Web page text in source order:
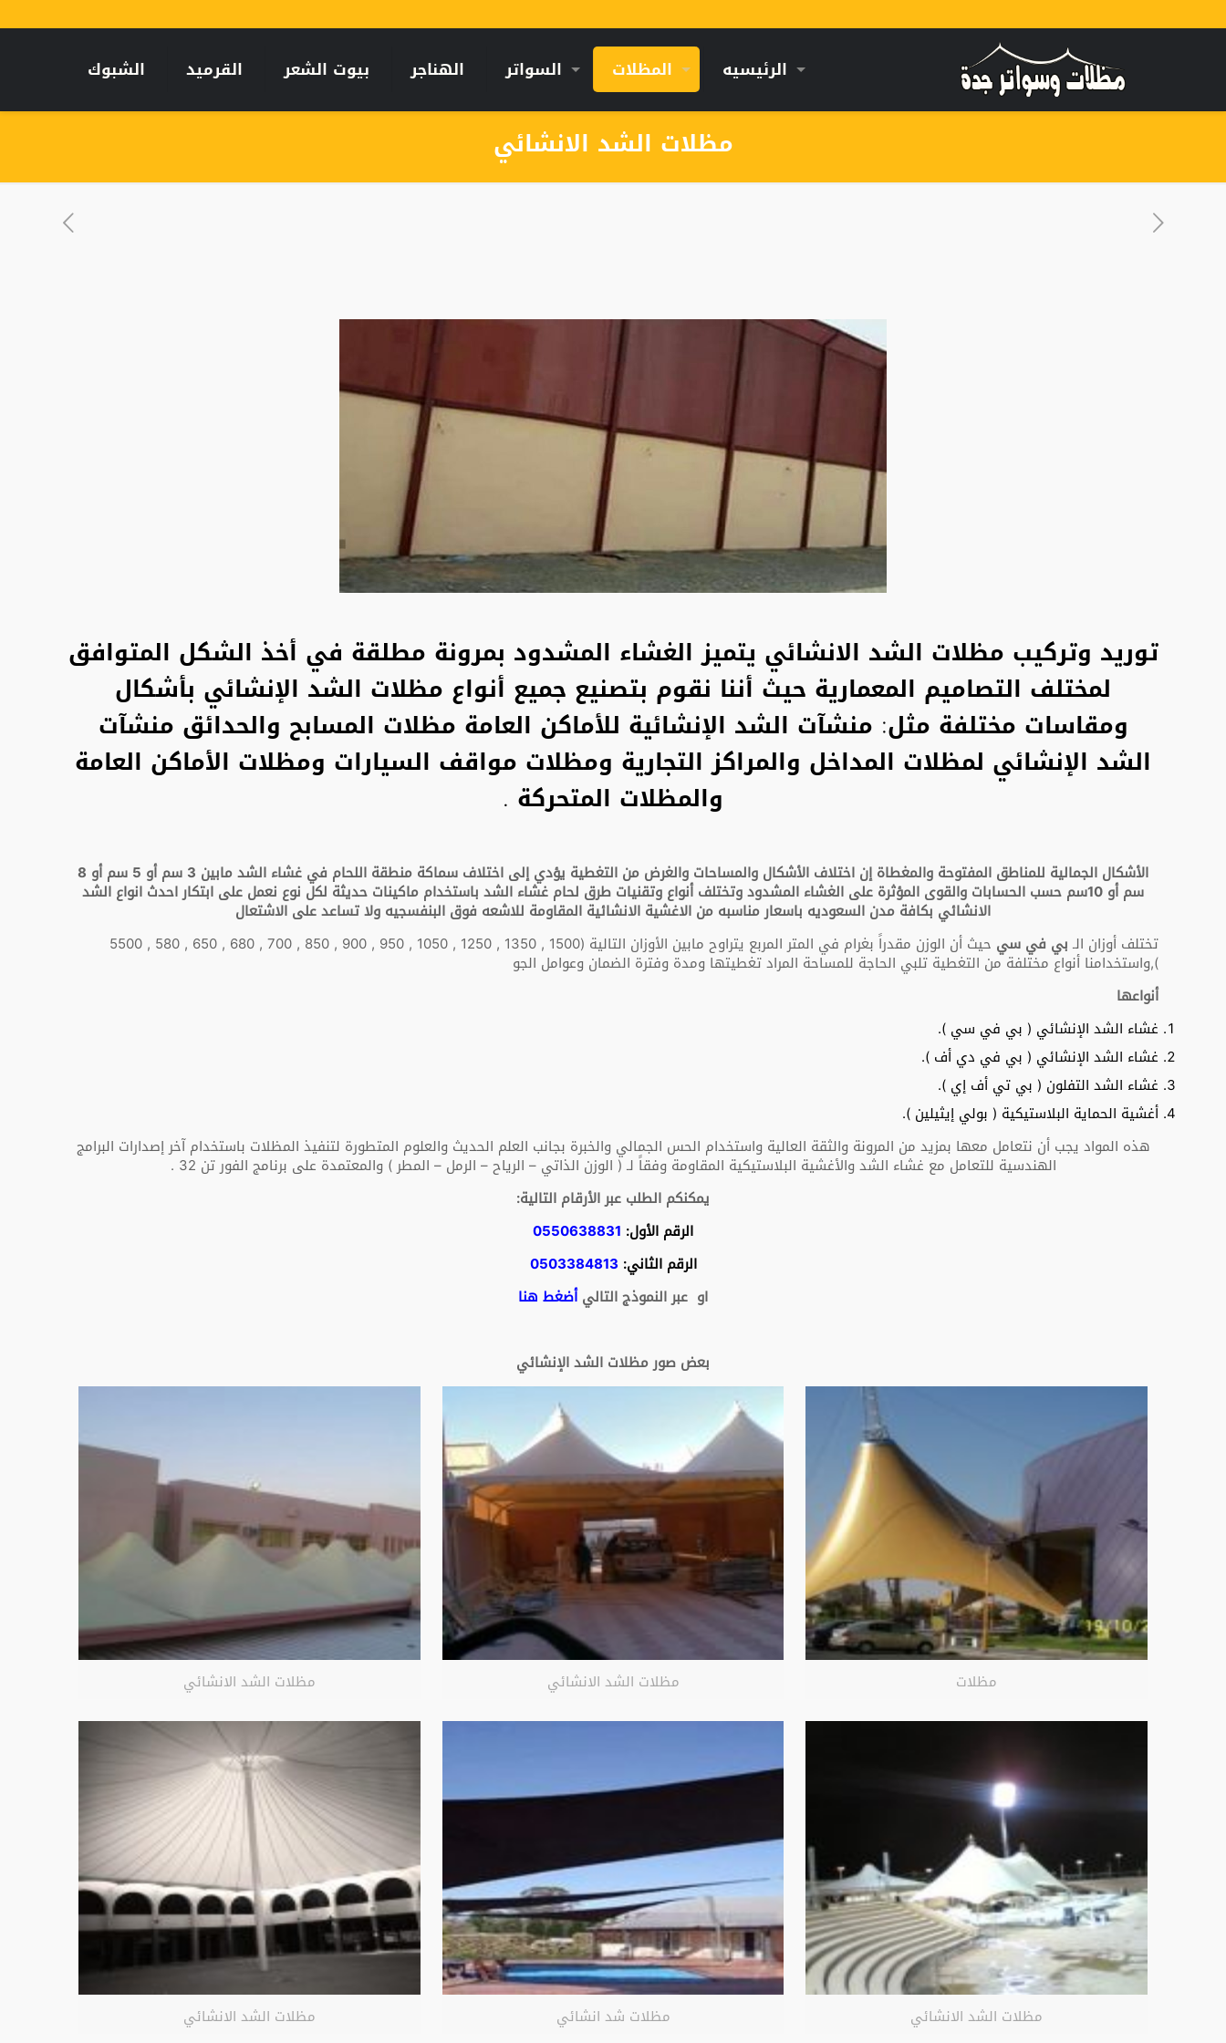
الرئيسيه المظلات السواتر الهناجر بيوت الشعر القرميد الشبوك
مظلات الشد الانشائي
توريد وتركيب مظلات الشد الانشائي يتميز الغشاء المشدود بمرونة مطلقة في أخذ الشكل المتوافق
لمختلف التصاميم المعمارية حيث أننا نقوم بتصنيع جميع أنواع مظلات الشد الإنشائي بأشكال
ومقاسات مختلفة مثل: منشآت الشد الإنشائية للأماكن العامة مظلات المسابح والحدائق منشآت
الشد الإنشائي لمظلات المداخل والمراكز التجارية ومظلات مواقف السيارات ومظلات الأماكن العامة
والمظلات المتحركة .
الأشكال الجمالية للمناطق المفتوحة والمغطاة إن اختلاف الأشكال والمساحات والغرض من التغطية يؤدي إلى اختلاف سماكة منطقة اللحام في غشاء الشد مابين 3 سم أو 5 سم أو 8
سم أو 10سم حسب الحسابات والقوى المؤثرة على الغشاء المشدود وتختلف أنواع وتقنيات طرق لحام غشاء الشد باستخدام ماكينات حديثة لكل نوع نعمل على ابتكار احدث انواع الشد
الانشائي بكافة مدن السعوديه باسعار مناسبه من الاغشية الانشائية المقاومة للاشعه فوق البنفسجيه ولا تساعد على الاشتعال
تختلف أوزان الـ بي في سي حيث أن الوزن مقدراً بغرام في المتر المربع يتراوح مابين الأوزان التالية (1500 , 1350 , 1250 , 1050 , 950 , 900 , 850 , 700 , 680 , 650 , 580 , 5500
),واستخدامنا أنواع مختلفة من التغطية تلبي الحاجة للمساحة المراد تغطيتها ومدة وفترة الضمان وعوامل الجو
أنواعها
غشاء الشد الإنشائي ( بي في سي ).
غشاء الشد الإنشائي ( بي في دي أف ).
غشاء الشد التفلون ( بي تي أف إي ).
أغشية الحماية البلاستيكية ( بولي إيثيلين ).
هذه المواد يجب أن نتعامل معها بمزيد من المرونة والثقة العالية واستخدام الحس الجمالي والخبرة بجانب العلم الحديث والعلوم المتطورة لتنفيذ المظلات باستخدام آخر إصدارات البرامج
الهندسية للتعامل مع غشاء الشد والأغشية البلاستيكية المقاومة وفقاً لـ ( الوزن الذاتي – الرياح – الرمل – المطر ) والمعتمدة على برنامج الفور تن 32 .
يمكنكم الطلب عبر الأرقام التالية:
الرقم الأول: 0550638831
الرقم الثاني: 0503384813
او عبر النموذج التاليأضغط هنا
بعض صور مظلات الشد الإنشائي
مظلات مظلات الشد الانشائي مظلات الشد الانشائي
مظلات الشد الانشائي مظلات شد انشائي مظلات الشد الانشائي